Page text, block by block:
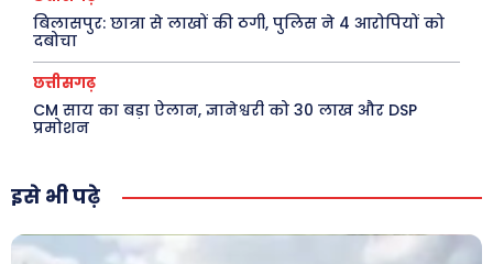
जानकारी
Tech
Laptops
Mobiles
क़ायदे क़ानून जानकारी
कैरियर और शिक्षा
बिलासपुर: छात्रा से लाखों की ठगी, पुलिस ने 4 आरोपियों को
दबोचा
छत्तीसगढ़
CM साय का बड़ा ऐलान, ज्ञानेश्वरी को 30 लाख और DSP
प्रमोशन
इसे भी पढ़े